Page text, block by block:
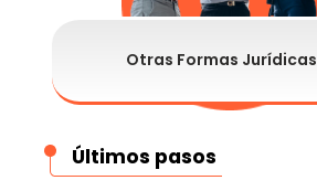
Otras Formas Jurídicas
Últimos pasos